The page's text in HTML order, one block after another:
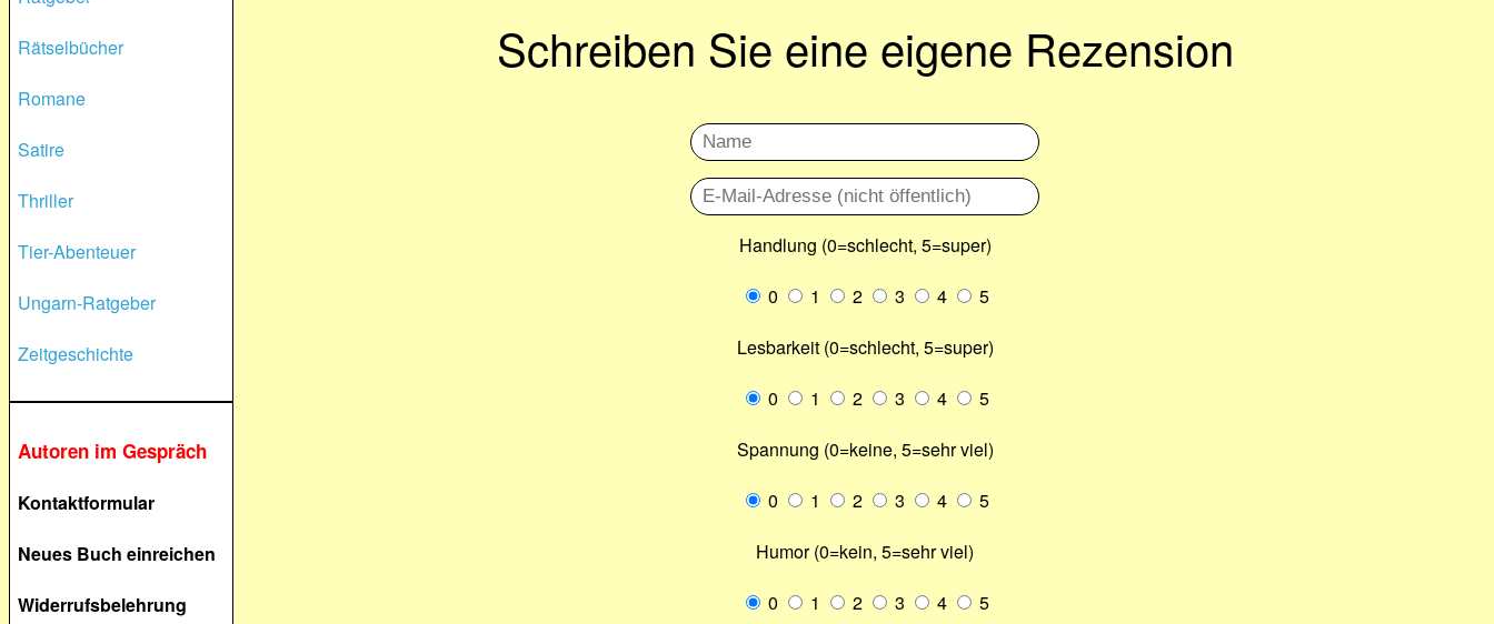
Rätselbücher
Romane
Satire
Thriller
Tier-Abenteuer
Ungarn-Ratgeber
Zeitgeschichte
Autoren im Gespräch
Kontaktformular
Neues Buch einreichen
Widerrufsbelehrung
Schreiben Sie eine eigene Rezension
Handlung (0=schlecht, 5=super)
0
1 2 3 4
5
Lesbarkeit (0=schlecht, 5=super)
0
1 2 3 4
5
Spannung (0=keine, 5=sehr viel)
0
1 2 3 4
5
Humor (0=kein, 5=sehr viel)
0
1 2 3 4 5